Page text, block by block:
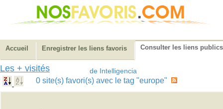
Accueil Enregistrer les liens favoris Consulter les liens publics
Les + visités de Intelligencia
0 site(s) favori(s) avec le tag "europe"